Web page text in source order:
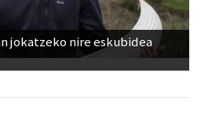
jokatzeko nire eskubidea